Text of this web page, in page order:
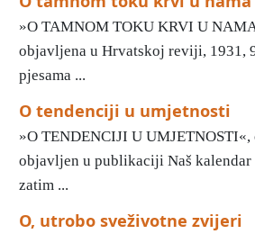
»O TAMNOM TOKU KRVI U
objavljena u Hrvatskoj reviji, 1931,
pjesama ...
O tendenciji u umjetnosti
»O TENDENCIJI U
objavljen u publikaciji Naš kalendar
zatim ...
O, utrobo sveživotne zvijeri